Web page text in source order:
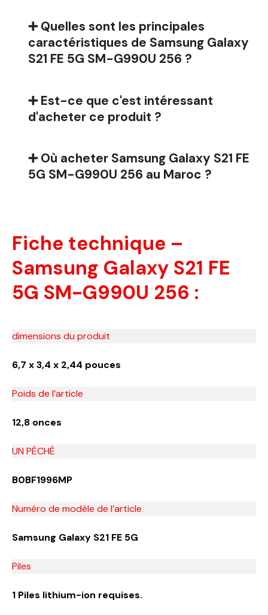
➕ Quelles sont les principales
caractéristiques de Samsung Galaxy
S21 FE 5G SM-G990U 256 ?
➕ Est-ce que c'est intéressant
d'acheter ce produit ?
➕ Où acheter Samsung Galaxy S21 FE
5G SM-G990U 256 au Maroc ?
Fiche technique –
Samsung Galaxy S21 FE
5G SM-G990U 256 :
dimensions du produit
6,7 x 3,4 x 2,44 pouces
Poids de l’article
12,8 onces
UN PÉCHÉ
B0BF1996MP
Numéro de modèle de l’article
Samsung Galaxy S21 FE 5G
Piles
1 Piles lithium-ion requises.